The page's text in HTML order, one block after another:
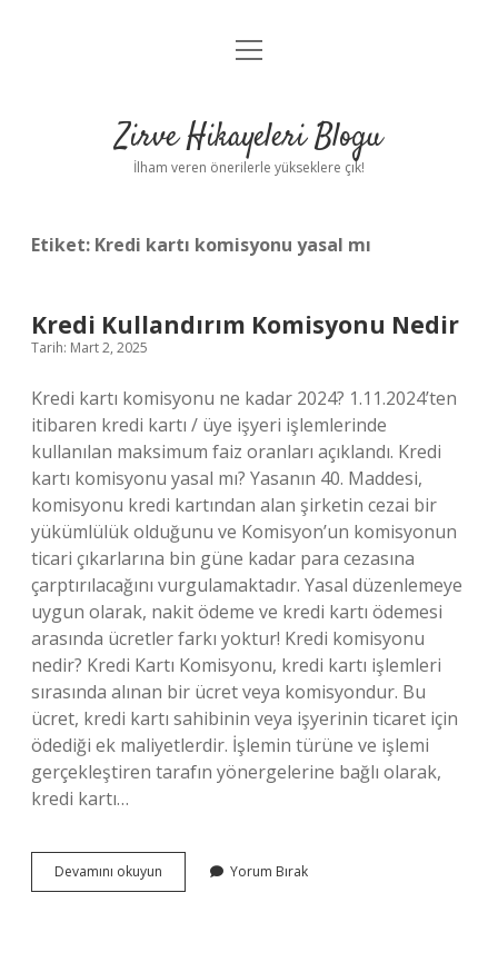
Anasayfa
Yasal Uyarı
menüyü
Zirve Hikayeleri Blogu
İlham veren önerilerle yükseklere çık!
Etiket: Kredi kartı komisyonu yasal mı
Kredi Kullandırım Komisyonu Nedir
Tarih: Mart 2, 2025
Kredi kartı komisyonu ne kadar 2024? 1.11.2024’ten
itibaren kredi kartı / üye işyeri işlemlerinde
kullanılan maksimum faiz oranları açıklandı. Kredi
kartı komisyonu yasal mı? Yasanın 40. Maddesi,
komisyonu kredi kartından alan şirketin cezai bir
yükümlülük olduğunu ve Komisyon’un komisyonun
ticari çıkarlarına bin güne kadar para cezasına
çarptırılacağını vurgulamaktadır. Yasal düzenlemeye
uygun olarak, nakit ödeme ve kredi kartı ödemesi
arasında ücretler farkı yoktur! Kredi komisyonu
nedir? Kredi Kartı Komisyonu, kredi kartı işlemleri
sırasında alınan bir ücret veya komisyondur. Bu
ücret, kredi kartı sahibinin veya işyerinin ticaret için
ödediği ek maliyetlerdir. İşlemin türüne ve işlemi
gerçekleştiren tarafın yönergelerine bağlı olarak,
kredi kartı…
Devamını okuyun
Kullandırım
Yorum Bırak